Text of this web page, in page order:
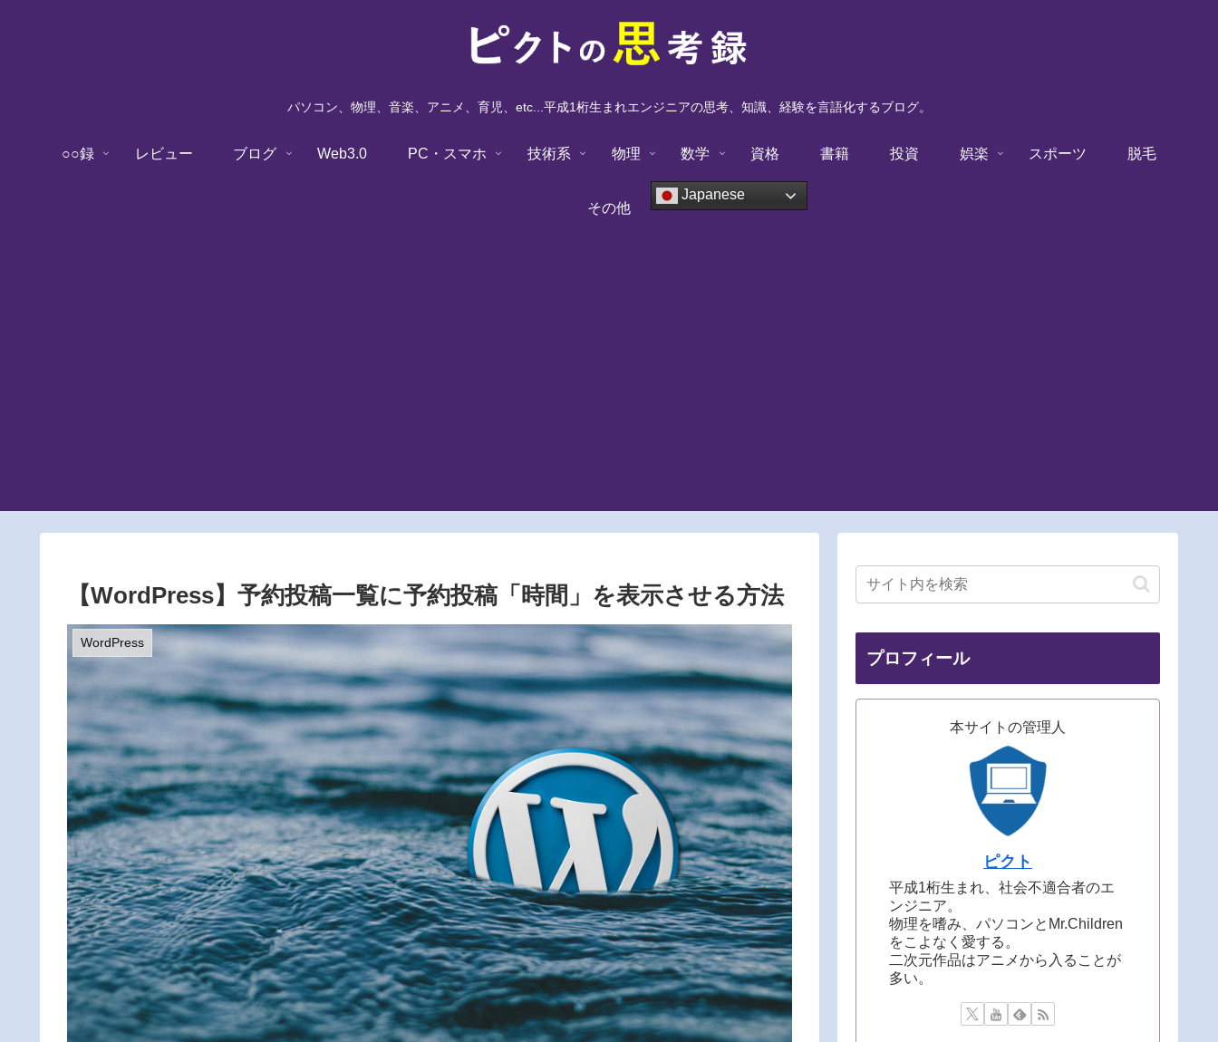
パソコン、物理、音楽、アニメ、育児、etc...平成1桁生まれエンジニアの思考、知識、経験を言語化するブログ。
○○録 レビュー ブログ Web3.0 PC・スマホ 技術系 物理 数学 資格 書籍 投資 娯楽 スポーツ 脱毛
その他
Japanese
【WordPress】予約投稿一覧に予約投稿「時間」を表示させる方法
WordPress
プロフィール
本サイトの管理人
ピクト
平成1桁生まれ、社会不適合者のエ
ンジニア。
物理を嗜み、パソコンとMr.Children
をこよなく愛する。
二次元作品はアニメから入ることが
多い。